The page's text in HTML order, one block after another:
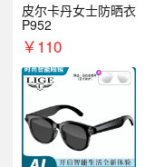
皮尔卡丹女士防晒衣
P952
￥110